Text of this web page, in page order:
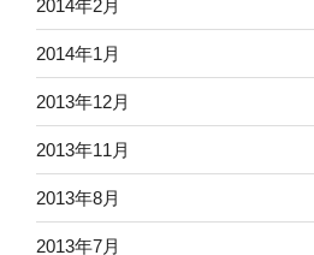
2014年2月
2014年1月
2013年12月
2013年11月
2013年8月
2013年7月